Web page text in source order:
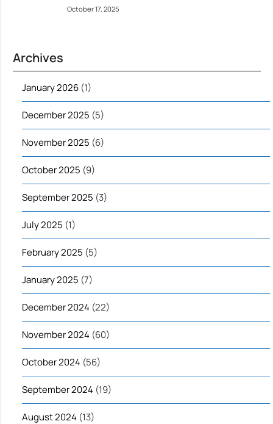
October 17, 2025
Archives
January 2026 (1)
December 2025 (5)
November 2025 (6)
October 2025 (9)
September 2025 (3)
July 2025 (1)
February 2025 (5)
January 2025 (7)
December 2024 (22)
November 2024 (60)
October 2024 (56)
September 2024 (19)
August 2024 (13)